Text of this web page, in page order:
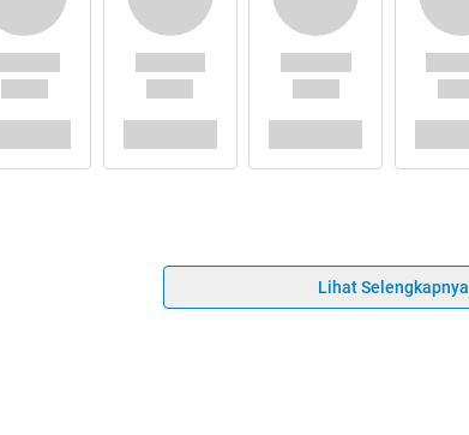
Lihat Selengkapnya